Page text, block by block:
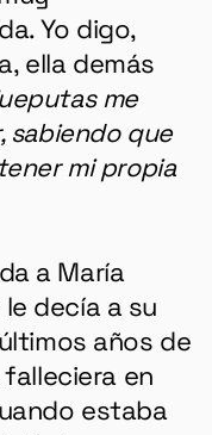
Yo digo,
ella demás
me
sabiendo que
mi propia
a María
le decía a su
años de
en
estaba